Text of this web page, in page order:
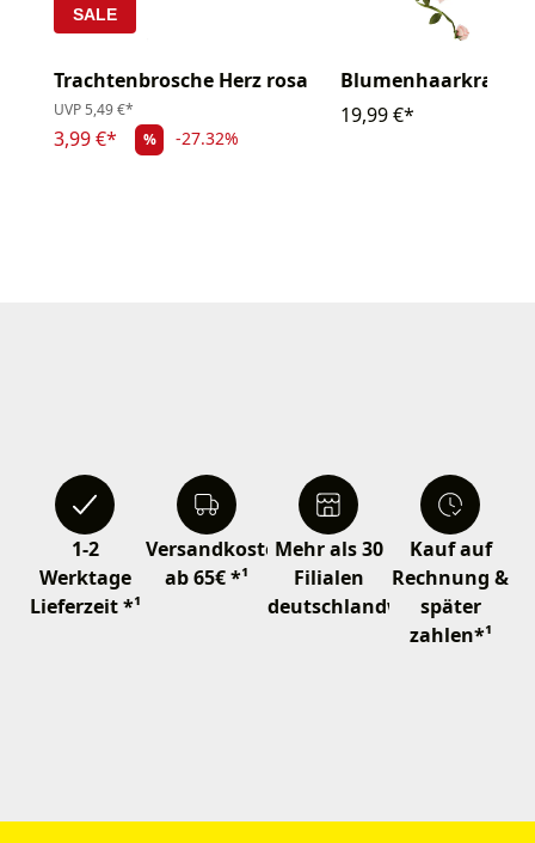
SALE
Trachtenbrosche Herz rosa
UVP 5,49 €*
3,99 €* % -27.32%
Blumenhaarkranz
19,99 €*
1-2
Werktage
Lieferzeit *¹
Versandkostenfrei
ab 65€ *¹
Mehr als 30
Filialen
deutschlandweit
Kauf auf
Rechnung &
später
zahlen*¹